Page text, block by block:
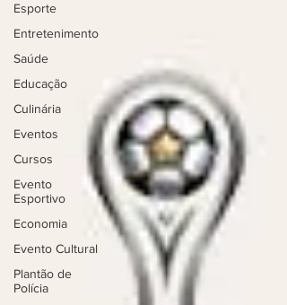
Esporte
Entretenimento
Saúde
Educação
Culinária
Eventos
Cursos
Evento
Esportivo
Economia
Evento Cultural
Plantão de
Polícia